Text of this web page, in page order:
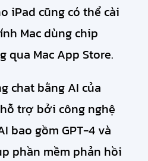
iPad cũng có thể cài
Mac dùng chip
qua Mac App Store.
chat bằng AI của
trợ bởi công nghệ
bao gồm GPT-4 và
phần mềm phản hồi